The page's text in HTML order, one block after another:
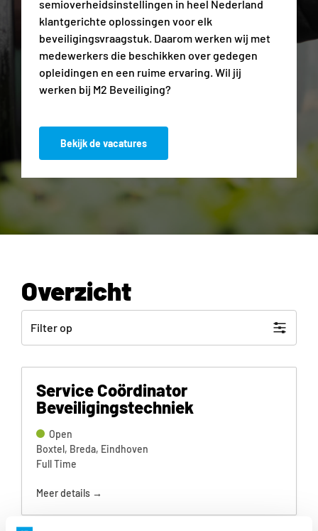
Contact
semioverheidsinstellingen in heel Nederland
klantgerichte oplossingen voor elk
beveiligingsvraagstuk. Daarom werken wij met
medewerkers die beschikken over gedegen
opleidingen en een ruime ervaring. Wil jij
werken bij M2 Beveiliging?
Bekijk de vacatures
Overzicht
Filter op
Service Coördinator
Beveiligingstechniek
Open
Boxtel Breda Eindhoven
Full Time
Meer details